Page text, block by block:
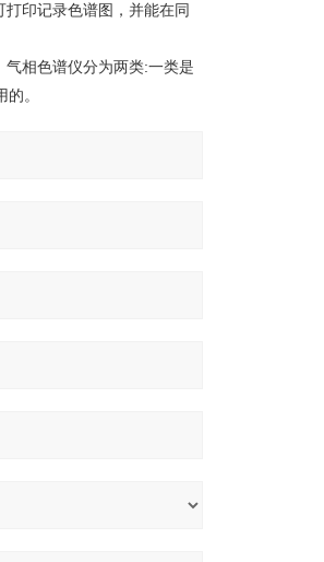
印记录色谱图，并能在同
相色谱仪分为两类:一类是
。